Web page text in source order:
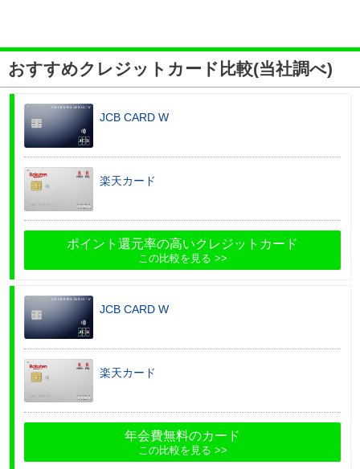
おすすめクレジットカード比較(当社調べ)
JCB CARD W
楽天カード
ポイント還元率の高いクレジットカード
この比較を見る
JCB CARD W
楽天カード
年会費無料のカード
この比較を見る